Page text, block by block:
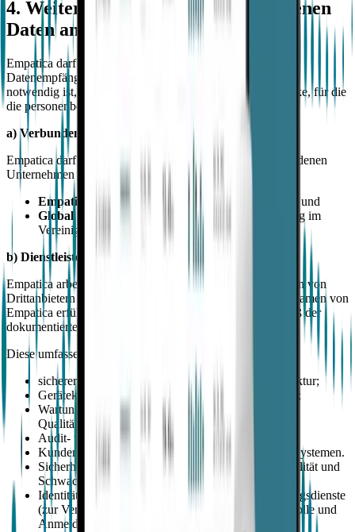
4. Weitergabe Ihrer personenbezogenen
Daten an andere
Empatica darf personenbezogene Daten an die folgenden
Datenempfänger weitergeben oder offenlegen, soweit dies
notwendig ist, um die oben erwähnten Verarbeitungszwecke, für die
die personenbezogenen Daten bestimmt sind, zu erfüllen.
a) Verbundene Unternehmen
Empatica darf personenbezogene Daten mit seinen verbundenen
Unternehmen teilen:
Empatica Inc.
, ansässig in den Vereinigten Staaten; und
Global Kinetics UK Corporation Limited
, ansässig im
Vereinigten Königreich.
b) Dienstleister
Empatica arbeitet mit sorgfältig ausgewählten Dienstleistern von
Drittanbietern zusammen, die spezifische Funktionen im Namen von
Empatica erfüllen und personenbezogene Daten nur gemäß der
dokumentierten Anweisungen von Empatica verarbeiten.
Diese umfassen Anbieter von:
sicherer Cloud-Hosting- und Datenspeicherinfrastruktur;
Gerätekonnektivitäts- und Kommunikationsdiensten;
Wartungs-, Kalibrierungs- und
Qualitätssicherungsunterstützung;
Audit- und Zertifizierungsdiensten; und
Kundenunterstützungs- und Incident-Management-Systemen.
Sicherheitsüberwachung, Protokollierung/Observabilität und
Schwachstellen-Management;
Identitäts- und Zugriffsverwaltung / Authentifizierungsdienste
(zur Verwaltung von Benutzerkonten, Zugriffskontrolle und
Anmeldesicherheit).